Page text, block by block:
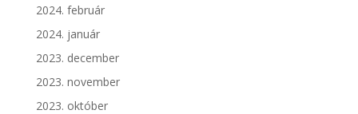
2024. február
2024. január
2023. december
2023. november
2023. október